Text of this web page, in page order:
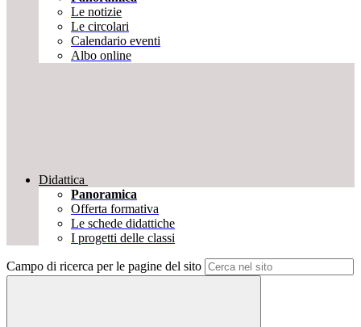
Le notizie
Le circolari
Calendario eventi
Albo online
Didattica
Panoramica
Offerta formativa
Le schede didattiche
I progetti delle classi
Campo di ricerca per le pagine del sito